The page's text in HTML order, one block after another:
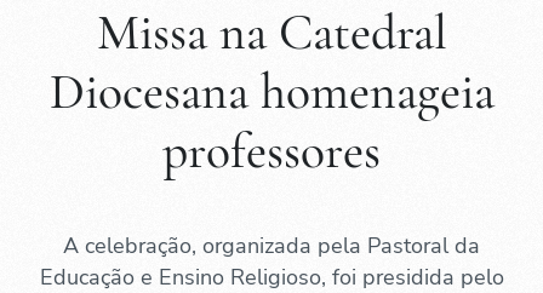
Missa na Catedral
Diocesana homenageia
professores
A celebração, organizada pela Pastoral da
Educação e Ensino Religioso, foi presidida pelo